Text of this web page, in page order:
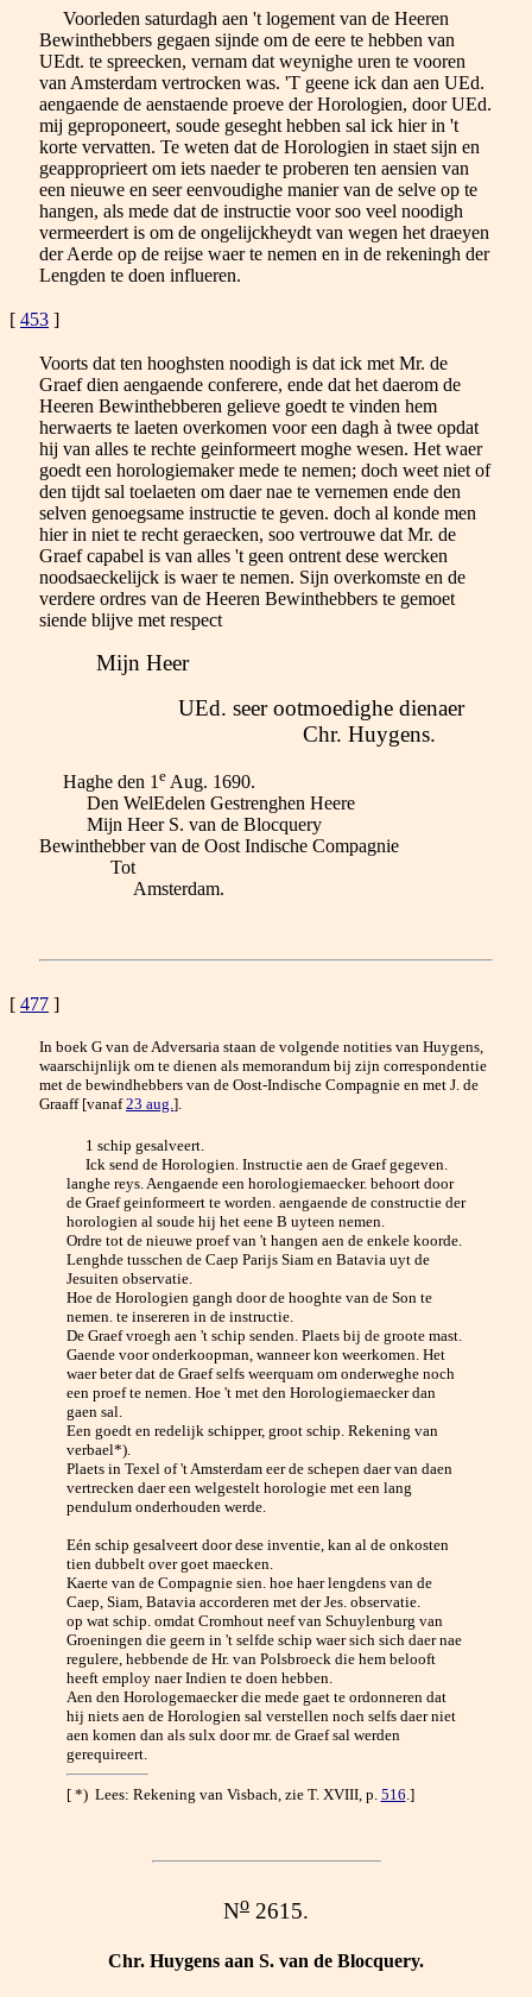
Voorleden saturdagh aen 't logement van de Heeren
Bewinthebbers gegaen sijnde om de eere te hebben van
UEdt. te spreecken, vernam dat weynighe uren te vooren
van Amsterdam vertrocken was. 'T geene ick dan aen UEd.
aengaende de aenstaende proeve der Horologien, door UEd.
mij geproponeert, soude geseght hebben sal ick hier in 't
korte vervatten. Te weten dat de Horologien in staet sijn en
geapproprieert om iets naeder te proberen ten aensien van
een nieuwe en seer eenvoudighe manier van de selve op te
hangen, als mede dat de instructie voor soo veel noodigh
vermeerdert is om de ongelijckheydt van wegen het draeyen
der Aerde op de reijse waer te nemen en in de rekeningh der
Lengden te doen influeren.
[ 453 ]
Voorts dat ten hooghsten noodigh is dat ick met Mr. de
Graef dien aengaende conferere, ende dat het daerom de
Heeren Bewinthebberen gelieve goedt te vinden hem
herwaerts te laeten overkomen voor een dagh à twee opdat
hij van alles te rechte geinformeert moghe wesen. Het waer
goedt een horologiemaker mede te nemen; doch weet niet of
den tijdt sal toelaeten om daer nae te vernemen ende den
selven genoegsame instructie te geven. doch al konde men
hier in niet te recht geraecken, soo vertrouwe dat Mr. de
Graef capabel is van alles 't geen ontrent dese wercken
noodsaeckelijck is waer te nemen. Sijn overkomste en de
verdere ordres van de Heeren Bewinthebbers te gemoet
siende blijve met respect
Mijn Heer
UEd. seer ootmoedighe dienaer
Chr. Huygens.
Haghe den 1 e Aug. 1690.
Den WelEdelen Gestrenghen Heere
Mijn Heer S. van de Blocquery
Bewinthebber van de Oost Indische Compagnie
Tot
Amsterdam.
[ 477 ]
In boek G van de Adversaria staan de volgende notities van Huygens,
waarschijnlijk om te dienen als memorandum bij zijn correspondentie
met de bewindhebbers van de Oost-Indische Compagnie en met J. de
Graaff [vanaf23 aug.].
1 schip gesalveert.
Ick send de Horologien. Instructie aen de Graef gegeven.
langhe reys. Aengaende een horologiemaecker. behoort door
de Graef geinformeert te worden. aengaende de constructie der
horologien al soude hij het eene B uyteen nemen.
Ordre tot de nieuwe proef van 't hangen aen de enkele koorde.
Lenghde tusschen de Caep Parijs Siam en Batavia uyt de
Jesuiten observatie.
Hoe de Horologien gangh door de hooghte van de Son te
nemen. te insereren in de instructie.
De Graef vroegh aen 't schip senden. Plaets bij de groote mast.
Gaende voor onderkoopman, wanneer kon weerkomen. Het
waer beter dat de Graef selfs weerquam om onderweghe noch
een proef te nemen. Hoe 't met den Horologiemaecker dan
gaen sal.
Een goedt en redelijk schipper, groot schip. Rekening van
verbael*).
Plaets in Texel of 't Amsterdam eer de schepen daer van daen
vertrecken daer een welgestelt horologie met een lang
pendulum onderhouden werde.
Eén schip gesalveert door dese inventie, kan al de onkosten
tien dubbelt over goet maecken.
Kaerte van de Compagnie sien. hoe haer lengdens van de
Caep, Siam, Batavia accorderen met der Jes. observatie.
op wat schip. omdat Cromhout neef van Schuylenburg van
Groeningen die geern in 't selfde schip waer sich sich daer nae
regulere, hebbende de Hr. van Polsbroeck die hem belooft
heeft employ naer Indien te doen hebben.
Aen den Horologemaecker die mede gaet te ordonneren dat
hij niets aen de Horologien sal verstellen noch selfs daer niet
aen komen dan als sulx door mr. de Graef sal werden
gerequireert.
[ *) Lees: Rekening van Visbach, zie T. XVIII, p. 516.]
No 2615.
Chr. Huygens aan S. van de Blocquery.